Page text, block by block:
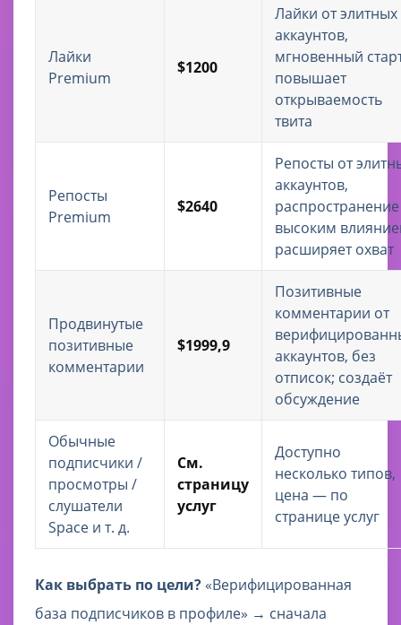
Лайки
Premium
$1200
Лайки от элитных
аккаунтов,
мгновенный
повышает
открываемость
твита
Репосты
Premium
$2640
Репосты от
аккаунтов,
высоким
расширяет охват
Продвинутые
позитивные
комментарии
$1999,9
Позитивные
комментарии от
аккаунтов, без
отписок; создаёт
обсуждение
Обычные
подписчики /
просмотры /
слушатели
Space и т. д.
См.
страницу
услуг
Доступно
несколько типов,
цена — по
странице услуг
Как выбрать по цели? «Верифицированная
база подписчиков в профиле» → сначала